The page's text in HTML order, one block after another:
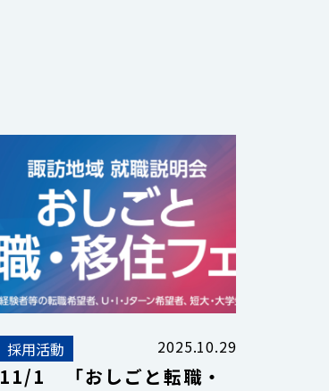
採用活動 2025.10.29
11/1 「おしごと転職・